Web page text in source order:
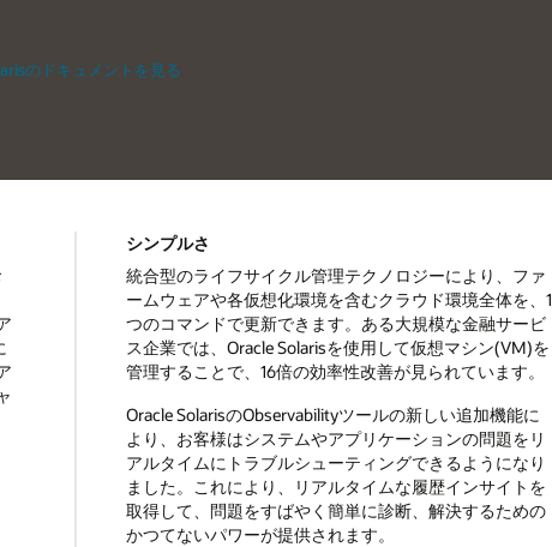
のドキュメントを見る
シンプルさ
統合型のライフサイクル管理テクノロジーにより、ファ
ームウェアや各仮想化環境を含むクラウド環境全体を、1
つのコマンドで更新できます。ある大規模な金融サービ
ス企業では、Oracle Solarisを使用して仮想マシン(VM)を
管理することで、16倍の効率性改善が見られています。
Oracle SolarisのObservabilityツールの新しい追加機能に
より、お客様はシステムやアプリケーションの問題をリ
アルタイムにトラブルシューティングできるようになり
ました。これにより、リアルタイムな履歴インサイトを
取得して、問題をすばやく簡単に診断、解決するための
かつてないパワーが提供されます。